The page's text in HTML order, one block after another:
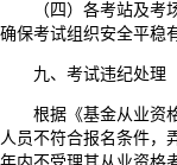
（四）各考站及考场
确保考试组织安全平稳
九、考试违纪处理
根据《基金从业资格
人员不符合报名条件，